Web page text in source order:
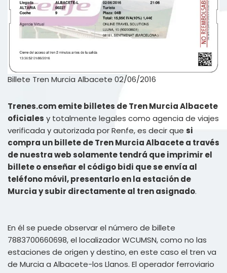
Billete Tren Murcia Albacete 02/06/2016
Trenes.com emite billetes de Tren Murcia Albacete
oficiales y totalmente legales como agencia de viajes
verificada y autorizada por Renfe, es decir quesi
compra un billete de Tren Murcia Albacete a través
de nuestra web solamente tendrá que imprimir el
billete o enseñar el código bidi que se envía al
teléfono móvil, presentarlo en la estación de
Murcia y subir directamente al tren asignado.
En él se puede observar el número de billete
7883700660698, el localizador WCUMSN, como no las
estaciones de origen y destino, en este caso el tren va
de Murcia a Albacete-los Llanos. El operador ferroviario